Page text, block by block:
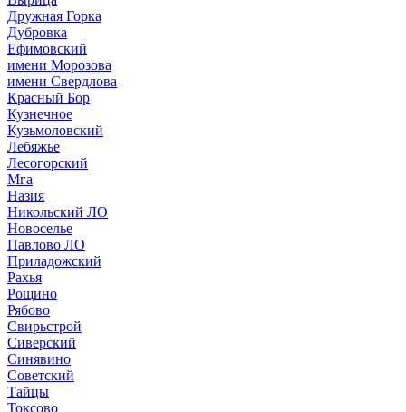
Дружная Горка
Дубровка
Ефимовский
имени Морозова
имени Свердлова
Красный Бор
Кузнечное
Кузьмоловский
Лебяжье
Лесогорский
Мга
Назия
Никольский ЛО
Новоселье
Павлово ЛО
Приладожский
Рахья
Рощино
Рябово
Свирьстрой
Сиверский
Синявино
Советский
Тайцы
Токсово